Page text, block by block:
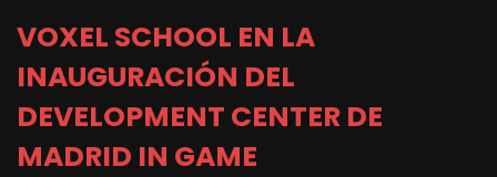
VOXEL SCHOOL EN LA
INAUGURACIÓN DEL
DEVELOPMENT CENTER DE
MADRID IN GAME